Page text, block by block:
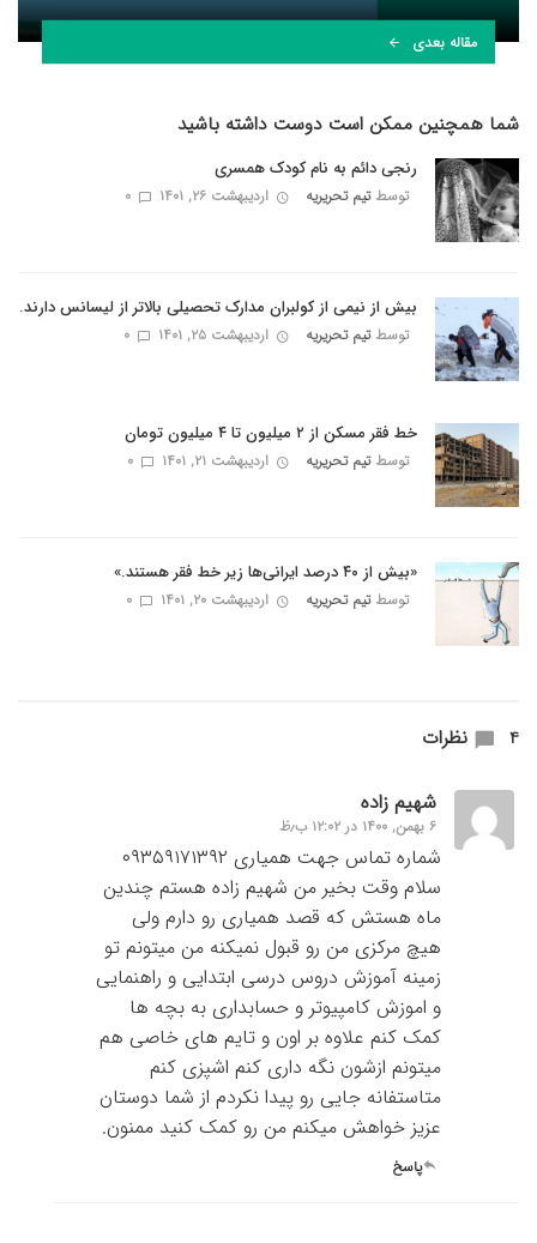
مقاله بعدی
شما همچنین ممکن است دوست داشته باشید
رنجی دائم به نام کودک همسری
توسطتیم تحریریه اردیبهشت ۲۶, ۱۴۰۱ 0
بیش از نیمی از کولبران مدارک تحصیلی بالاتر از لیسانس دارند.
توسطتیم تحریریه اردیبهشت ۲۵, ۱۴۰۱ 0
خط فقر مسکن از ۲ میلیون تا ۴ میلیون تومان
توسطتیم تحریریه اردیبهشت ۲۱, ۱۴۰۱ 0
«بیش از ۴۰ درصد ایرانی‌ها زیر خط فقر هستند.»
توسطتیم تحریریه اردیبهشت ۲۰, ۱۴۰۱ 0
4 نظرات
شهیم زاده
۶ بهمن, ۱۴۰۰ در ۱۲:۰۲ ب٫ظ
شماره تماس جهت همیاری ۰۹۳۵۹۱۷۱۳۹۲
سلام وقت بخیر من شهیم زاده هستم چندین
ماه هستش که قصد همیاری رو دارم ولی
هیچ مرکزی من رو قبول نمیکنه من میتونم تو
زمینه آموزش دروس درسی ابتدایی و راهنمایی
و اموزش کامپیوتر و حسابداری به بچه ها
کمک کنم علاوه بر اون و تایم های خاصی هم
میتونم ازشون نگه داری کنم اشپزی کنم
متاستفانه جایی رو پیدا نکردم از شما دوستان
عزیز خواهش میکنم من رو کمک کنید ممنون.
پاسخ